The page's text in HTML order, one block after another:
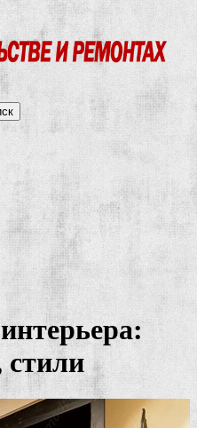
стили